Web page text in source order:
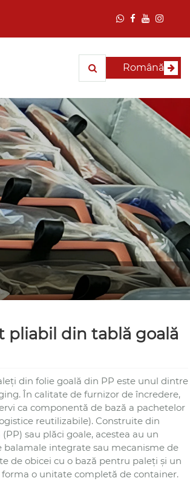
Română
pliabil din tablă goală
din folie goală din PP este unul dintre
În calitate de furnizor de încredere,
ca componentă de bază a pachetelor
reutilizabile). Construite din
sau plăci goale, acestea au un
integrate sau mecanisme de
de obicei cu o bază pentru paleți și un
o unitate completă de container.